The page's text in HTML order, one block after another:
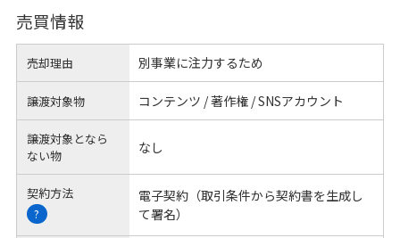
売買情報
売却理由 別事業に注力するため
譲渡対象物 コンテンツ / 著作権 / SNSアカウント
譲渡対象となら
ない物
なし
契約方法
?
電子契約（取引条件から契約書を生成し
て署名）